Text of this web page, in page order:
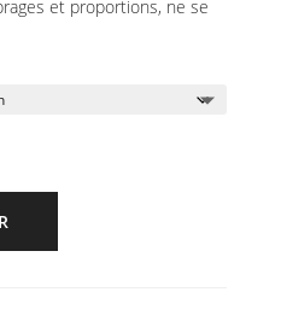
et proportions, ne se